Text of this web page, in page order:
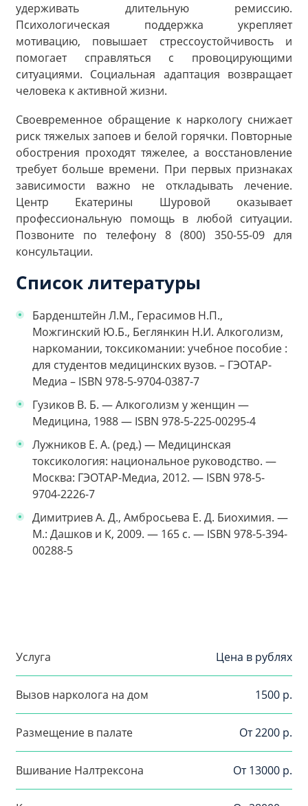
удерживать длительную ремиссию.
Психологическая поддержка укрепляет
мотивацию, повышает стрессоустойчивость и
помогает справляться с провоцирующими
ситуациями. Социальная адаптация возвращает
человека к активной жизни.
Своевременное обращение к наркологу снижает
риск тяжелых запоев и белой горячки. Повторные
обострения проходят тяжелее, а восстановление
требует больше времени. При первых признаках
зависимости важно не откладывать лечение.
Центр Екатерины Шуровой оказывает
профессиональную помощь в любой ситуации.
Позвоните по телефону 8 (800) 350-55-09 для
консультации.
Список литературы
Барденштейн Л.М., Герасимов Н.П.,
Можгинский Ю.Б., Беглянкин Н.И. Алкоголизм,
наркомании, токсикомании: учебное пособие :
для студентов медицинских вузов. – ГЭОТАР-
Медиа – ISBN 978-5-9704-0387-7
Гузиков В. Б. — Алкоголизм у женщин —
Медицина, 1988 — ISBN 978-5-225-00295-4
Лужников Е. А. (ред.) — Медицинская
токсикология: национальное руководство. —
Москва: ГЭОТАР-Медиа, 2012. — ISBN 978-5-
9704-2226-7
Димитриев А. Д., Амбросьева Е. Д. Биохимия. —
М.: Дашков и К, 2009. — 165 с. — ISBN 978-5-394-
00288-5
Услуга Цена в рублях
Вызов нарколога на дом 1500 р.
Размещение в палате От 2200 р.
Вшивание Налтрексона От 13000 р.